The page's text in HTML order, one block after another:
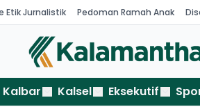
Etik Jurnalistik Pedoman Ramah Anak
Kalbar Kalsel Eksekutif